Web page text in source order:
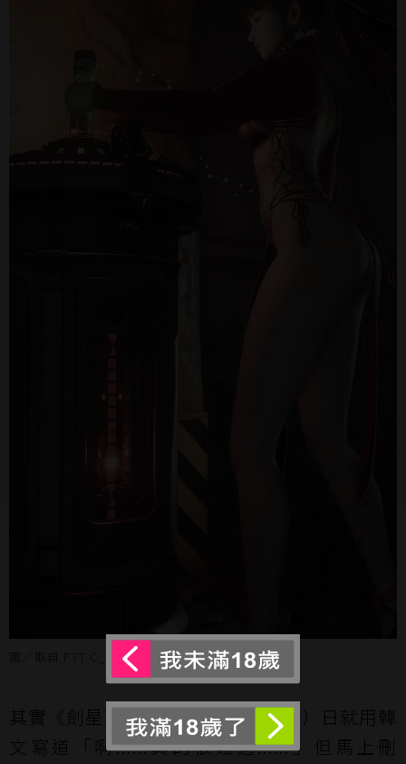
圖／取自 PTT C_Chat 板
其實《劍星》官方 X（推特）昨（9）日就用韓
文寫道「啊......真的很難過......」但馬上刪